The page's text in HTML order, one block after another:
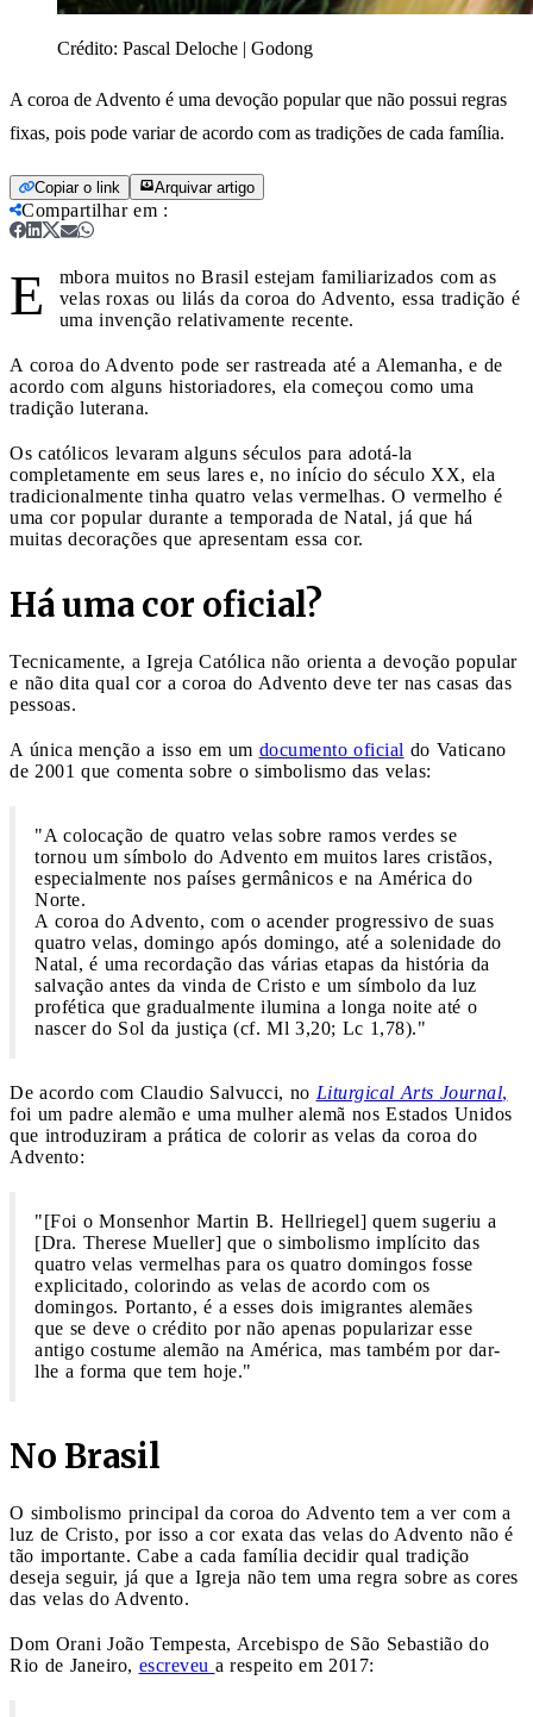
Crédito: Pascal Deloche | Godong
A coroa de Advento é uma devoção popular que não possui regras
fixas, pois pode variar de acordo com as tradições de cada família.
Copiar o link Arquivar artigo
Compartilhar em :
E
mbora muitos no Brasil estejam familiarizados com as
velas roxas ou lilás da coroa do Advento, essa tradição é
uma invenção relativamente recente.
A coroa do Advento pode ser rastreada até a Alemanha, e de
acordo com alguns historiadores, ela começou como uma
tradição luterana.
Os católicos levaram alguns séculos para adotá-la
completamente em seus lares e, no início do século XX, ela
tradicionalmente tinha quatro velas vermelhas. O vermelho é
uma cor popular durante a temporada de Natal, já que há
muitas decorações que apresentam essa cor.
Há uma cor oficial?
Tecnicamente, a Igreja Católica não orienta a devoção popular
e não dita qual cor a coroa do Advento deve ter nas casas das
pessoas.
A única menção a isso em um documento oficial do Vaticano
de 2001 que comenta sobre o simbolismo das velas:
"A colocação de quatro velas sobre ramos verdes se
tornou um símbolo do Advento em muitos lares cristãos,
especialmente nos países germânicos e na América do
Norte.
A coroa do Advento, com o acender progressivo de suas
quatro velas, domingo após domingo, até a solenidade do
Natal, é uma recordação das várias etapas da história da
salvação antes da vinda de Cristo e um símbolo da luz
profética que gradualmente ilumina a longa noite até o
nascer do Sol da justiça (cf. Ml 3,20; Lc 1,78)."
De acordo com Claudio Salvucci, no Liturgical Arts Journal,
foi um padre alemão e uma mulher alemã nos Estados Unidos
que introduziram a prática de colorir as velas da coroa do
Advento:
"[Foi o Monsenhor Martin B. Hellriegel] quem sugeriu a
[Dra. Therese Mueller] que o simbolismo implícito das
quatro velas vermelhas para os quatro domingos fosse
explicitado, colorindo as velas de acordo com os
domingos. Portanto, é a esses dois imigrantes alemães
que se deve o crédito por não apenas popularizar esse
antigo costume alemão na América, mas também por dar-
lhe a forma que tem hoje."
No Brasil
O simbolismo principal da coroa do Advento tem a ver com a
luz de Cristo, por isso a cor exata das velas do Advento não é
tão importante. Cabe a cada família decidir qual tradição
deseja seguir, já que a Igreja não tem uma regra sobre as cores
das velas do Advento.
Dom Orani João Tempesta, Arcebispo de São Sebastião do
Rio de Janeiro, escreveu a respeito em 2017: